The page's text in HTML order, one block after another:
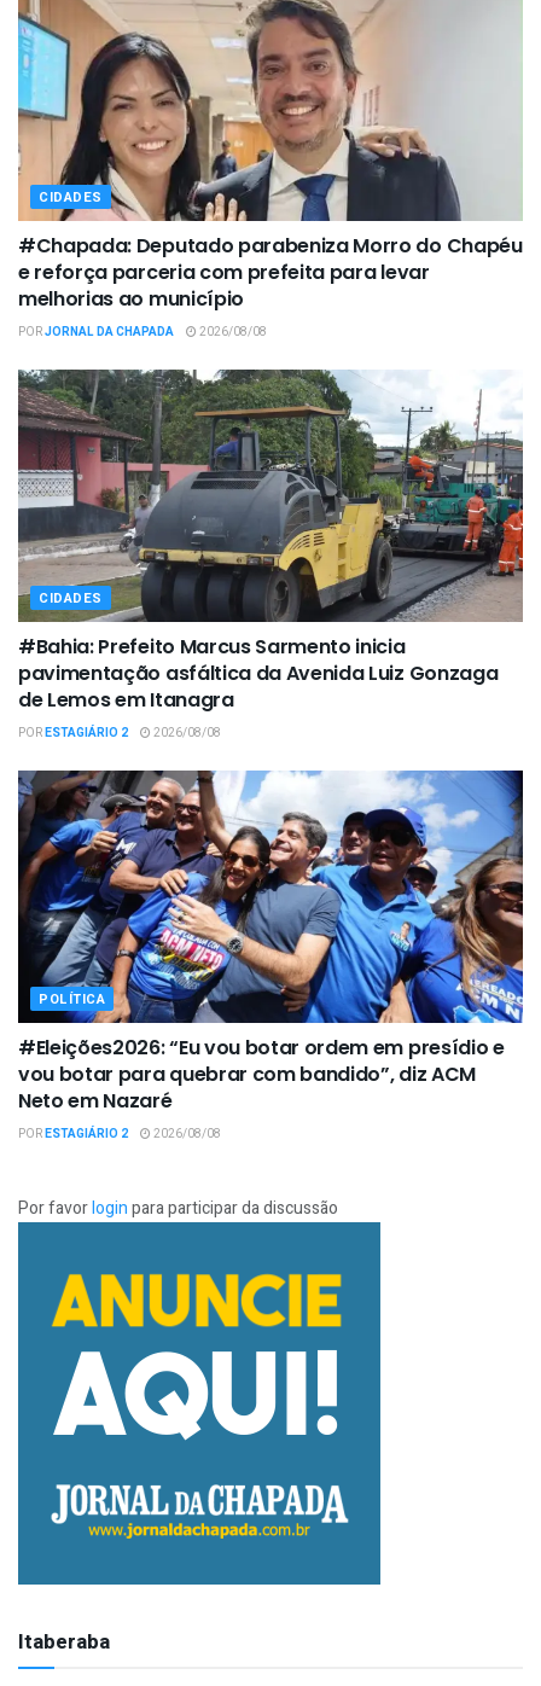
CIDADES
#Chapada: Deputado parabeniza Morro do Chapéu
e reforça parceria com prefeita para levar
melhorias ao município
PORJORNAL DA CHAPADA 2026/08/08
CIDADES
#Bahia: Prefeito Marcus Sarmento inicia
pavimentação asfáltica da Avenida Luiz Gonzaga
de Lemos em Itanagra
PORESTAGIÁRIO 2 2026/08/08
POLÍTICA
#Eleições2026: “Eu vou botar ordem em presídio e
vou botar para quebrar com bandido”, diz ACM
Neto em Nazaré
PORESTAGIÁRIO 2 2026/08/08
Por favorloginpara participar da discussão
Itaberaba